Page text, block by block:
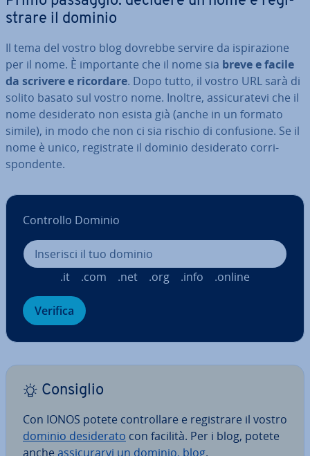
stra­re il dominio
Il tema del vostro blog dovrebbe servire da ispi­ra­zio­ne
per il nome. È im­por­tan­te che il nome sia breve e facile
da scrivere e ricordare. Dopo tutto, il vostro URL sarà di
solito basato sul vostro nome. Inoltre, as­si­cu­ra­te­vi che il
nome de­si­de­ra­to non esista già (anche in un formato
simile), in modo che non ci sia rischio di con­fu­sio­ne. Se il
nome è unico, re­gi­stra­te il dominio de­si­de­ra­to cor­ri­
spon­den­te.
Controllo Dominio
.it .com .net .org .info .online
Verifica
Consiglio
Con IONOS potete con­trol­la­re e re­gi­stra­re il vostro
dominio de­si­de­ra­to con facilità. Per i blog, potete
anche as­si­cu­rar­vi un dominio. blog.